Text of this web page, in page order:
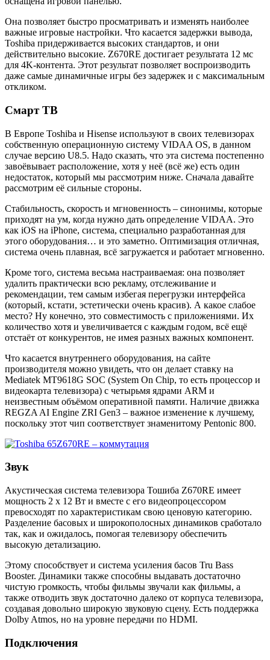
Она позволяет быстро просматривать и изменять наиболее
важные игровые настройки. Что касается задержки вывода,
Toshiba придерживается высоких стандартов, и они
действительно высокие. Z670RE достигает результата 12 мс
для 4K-контента. Этот результат позволяет воспроизводить
даже самые динамичные игры без задержек и с максимальным
откликом.
Смарт ТВ
В Европе Toshiba и Hisense используют в своих телевизорах
собственную операционную систему VIDAA OS, в данном
случае версию U8.5. Надо сказать, что эта система постепенно
завоёвывает расположение, хотя у неё (всё же) есть один
недостаток, который мы рассмотрим ниже. Сначала давайте
рассмотрим её сильные стороны.
Стабильность, скорость и мгновенность – синонимы, которые
приходят на ум, когда нужно дать определение VIDAA. Это
как iOS на iPhone, система, специально разработанная для
этого оборудования… и это заметно. Оптимизация отличная,
система очень плавная, всё загружается и работает мгновенно.
Кроме того, система весьма настраиваемая: она позволяет
удалить практически всю рекламу, отслеживание и
рекомендации, тем самым избегая перегрузки интерфейса
(который, кстати, эстетически очень красив). А какое слабое
место? Ну конечно, это совместимость с приложениями. Их
количество хотя и увеличивается с каждым годом, всё ещё
отстаёт от конкурентов, не имея разных важных компонент.
Что касается внутреннего оборудования, на сайте
производителя можно увидеть, что он делает ставку на
Mediatek MT9618G SOC (System On Chip, то есть процессор и
видеокарта телевизора) с четырьмя ядрами ARM и
неизвестным объёмом оперативной памяти. Наличие движка
REGZA AI Engine ZRI Gen3 – важное изменение к лучшему,
поскольку этот чип соответствует знаменитому Pentonic 800.
Звук
Акустическая система телевизора Тошиба Z670RE имеет
мощность 2 x 12 Вт и вместе с его видеопроцессором
превосходят по характеристикам свою ценовую категорию.
Разделение басовых и широкополосных динамиков сработало
так, как и ожидалось, помогая телевизору обеспечить
высокую детализацию.
Этому способствует и система усиления басов Tru Bass
Booster. Динамики также способны выдавать достаточно
чистую громкость, чтобы фильмы звучали как фильмы, а
также отводить звук достаточно далеко от корпуса телевизора,
создавая довольно широкую звуковую сцену. Есть поддержка
Dolby Atmos, но на уровне передачи по HDMI.
Подключения